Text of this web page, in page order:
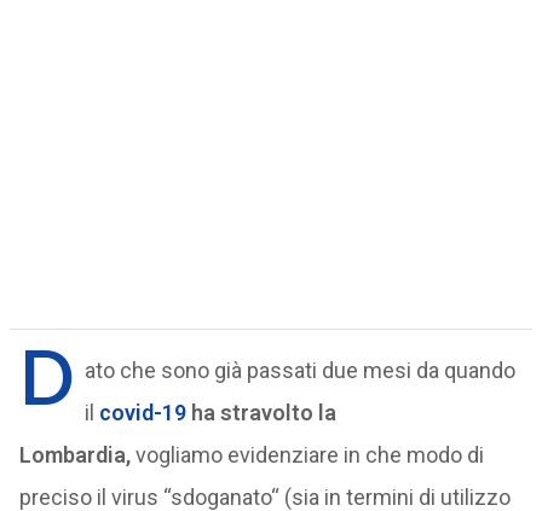
D ato che sono già passati due mesi da quando
il covid-19ha stravolto la
Lombardia,vogliamo evidenziare in che modo di
preciso il virus “sdoganato“ (sia in termini di utilizzo